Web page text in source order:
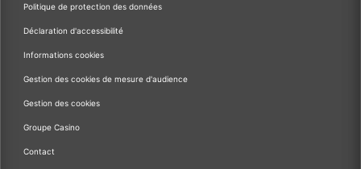
Politique de protection des données
Déclaration d'accessibilité
Informations cookies
Gestion des cookies de mesure d'audience
Gestion des cookies
Groupe Casino
Contact